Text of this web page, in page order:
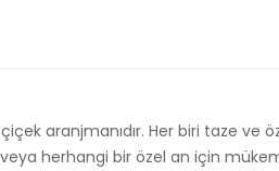
aranjmanıdır. Her biri taze ve
herhangi bir özel an için